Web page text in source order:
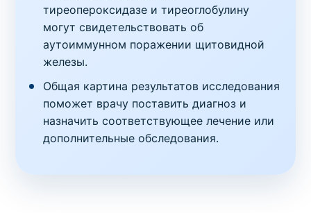
тиреопероксидазе и тиреоглобулину
могут свидетельствовать об
аутоиммунном поражении щитовидной
железы.
Общая картина результатов исследования
поможет врачу поставить диагноз и
назначить соответствующее лечение или
дополнительные обследования.